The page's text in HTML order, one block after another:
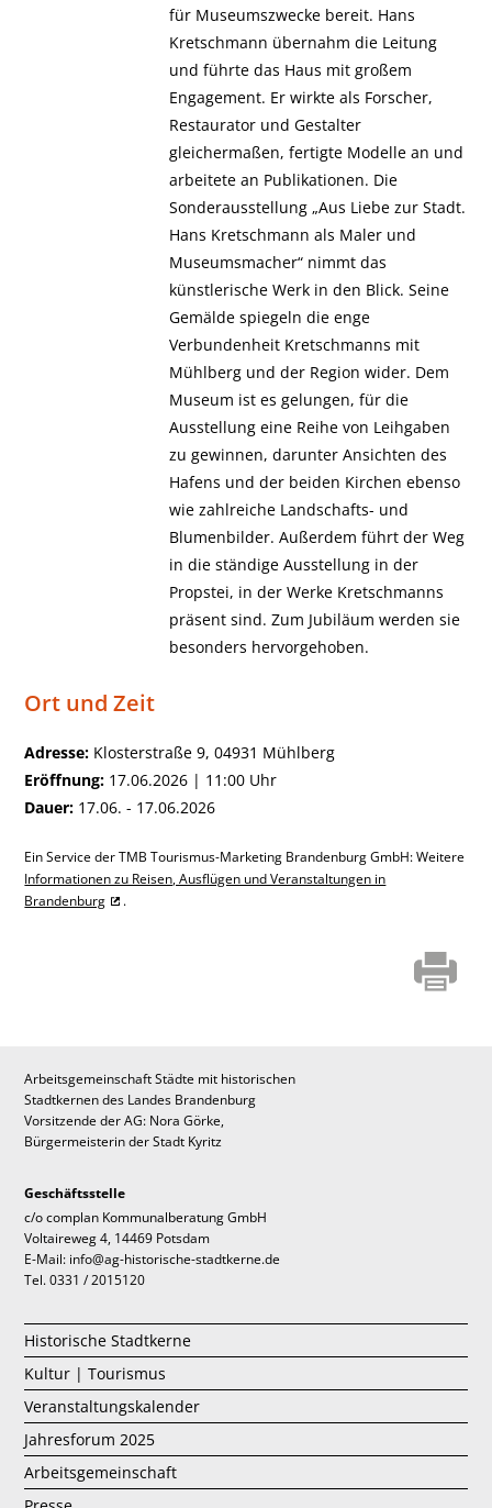
für Museumszwecke bereit. Hans
Kretschmann übernahm die Leitung
und führte das Haus mit großem
Engagement. Er wirkte als Forscher,
Restaurator und Gestalter
gleichermaßen, fertigte Modelle an und
arbeitete an Publikationen. Die
Sonderausstellung „Aus Liebe zur Stadt.
Hans Kretschmann als Maler und
Museumsmacher“ nimmt das
künstlerische Werk in den Blick. Seine
Gemälde spiegeln die enge
Verbundenheit Kretschmanns mit
Mühlberg und der Region wider. Dem
Museum ist es gelungen, für die
Ausstellung eine Reihe von Leihgaben
zu gewinnen, darunter Ansichten des
Hafens und der beiden Kirchen ebenso
wie zahlreiche Landschafts- und
Blumenbilder. Außerdem führt der Weg
in die ständige Ausstellung in der
Propstei, in der Werke Kretschmanns
präsent sind. Zum Jubiläum werden sie
besonders hervorgehoben.
Ort und Zeit
Adresse: Klosterstraße 9, 04931 Mühlberg
Eröffnung: 17.06.2026 | 11:00 Uhr
Dauer: 17.06. - 17.06.2026
Ein Service der TMB Tourismus-Marketing Brandenburg GmbH: Weitere
Informationen zu Reisen, Ausflügen und Veranstaltungen in
Brandenburg
.
Arbeitsgemeinschaft Städte mit historischen
Stadtkernen des Landes Brandenburg
Vorsitzende der AG: Nora Görke,
Bürgermeisterin der Stadt Kyritz
Geschäftsstelle
c/o complan Kommunalberatung GmbH
Voltaireweg 4, 14469 Potsdam
E-Mail: info@ag-historische-stadtkerne.de
Tel. 0331 / 2015120
Historische Stadtkerne
Kultur | Tourismus
Veranstaltungskalender
Jahresforum 2025
Arbeitsgemeinschaft